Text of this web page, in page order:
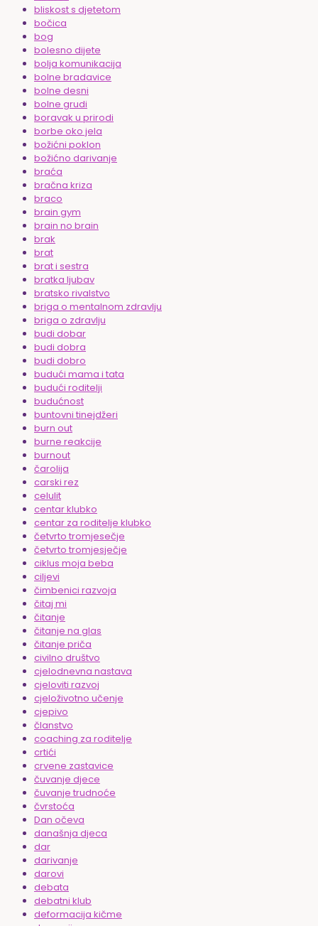
bliskost s djetetom
bočica
bog
bolesno dijete
bolja komunikacija
bolne bradavice
bolne desni
bolne grudi
boravak u prirodi
borbe oko jela
božićni poklon
božićno darivanje
braća
bračna kriza
braco
brain gym
brain no brain
brak
brat
brat i sestra
bratka ljubav
bratsko rivalstvo
briga o mentalnom zdravlju
briga o zdravlju
budi dobar
budi dobra
budi dobro
budući mama i tata
budući roditelji
budućnost
buntovni tinejdžeri
burn out
burne reakcije
burnout
čarolija
carski rez
celulit
centar klubko
centar za roditelje klubko
četvrto tromjesečje
četvrto tromjesječje
ciklus moja beba
ciljevi
čimbenici razvoja
čitaj mi
čitanje
čitanje na glas
čitanje priča
civilno društvo
cjelodnevna nastava
cjeloviti razvoj
cjeloživotno učenje
cjepivo
članstvo
coaching za roditelje
crtići
crvene zastavice
čuvanje djece
čuvanje trudnoće
čvrstoća
Dan očeva
današnja djeca
dar
darivanje
darovi
debata
debatni klub
deformacija kičme